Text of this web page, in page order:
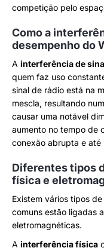
competição pelo
Como a
desempenho do
A interferência de
quem faz uso
sinal de rádio está na
mescla, resultando
causar uma notável
aumento no tempo de
conexão abrupta e até
Diferentes tipos
física e
Existem vários tipos
comuns estão ligadas
eletromagnéticas.
A interferência física